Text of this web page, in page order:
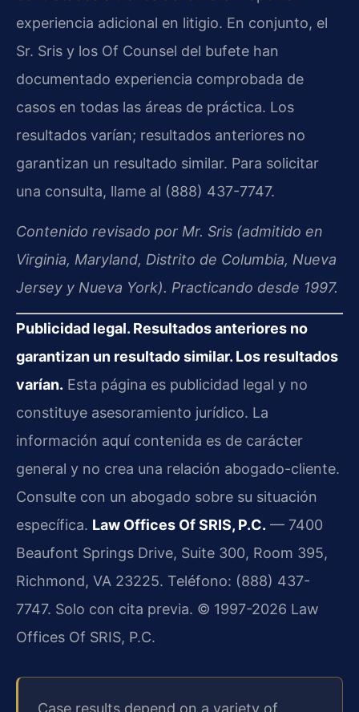
experiencia adicional en litigio. En conjunto, el
Sr. Sris y los Of Counsel del bufete han
documentado experiencia comprobada de
casos en todas las áreas de práctica. Los
resultados varían; resultados anteriores no
garantizan un resultado similar. Para solicitar
una consulta, llame al (888) 437-7747.
Contenido revisado por Mr. Sris (admitido en
Virginia, Maryland, Distrito de Columbia, Nueva
Jersey y Nueva York). Practicando desde 1997.
Publicidad legal. Resultados anteriores no
garantizan un resultado similar. Los resultados
varían. Esta página es publicidad legal y no
constituye asesoramiento jurídico. La
información aquí contenida es de carácter
general y no crea una relación abogado-cliente.
Consulte con un abogado sobre su situación
específica. Law Offices Of SRIS, P.C. — 7400
Beaufont Springs Drive, Suite 300, Room 395,
Richmond, VA 23225. Teléfono: (888) 437-
7747. Solo con cita previa. © 1997-2026 Law
Offices Of SRIS, P.C.
Case results depend on a variety of